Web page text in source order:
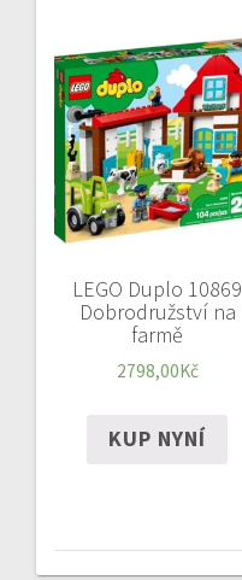
LEGO Duplo 10869
Dobrodružství na
farmě
2798,00Kč
KUP NYNÍ